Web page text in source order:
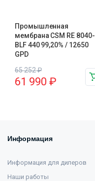
Промышленная
мембрана CSM RE 8040-
BLF 440 99,20% / 12650
GPD
65 252₽
61 990 ₽
Информация
Информация для дилеров
Наши работы